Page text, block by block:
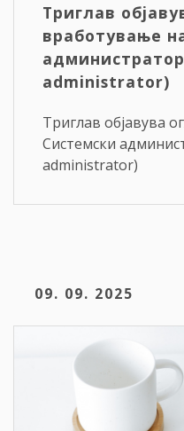
Триглав
вработување
administrator)
Триглав објавува
Системски
administrator)
09. 09. 2025